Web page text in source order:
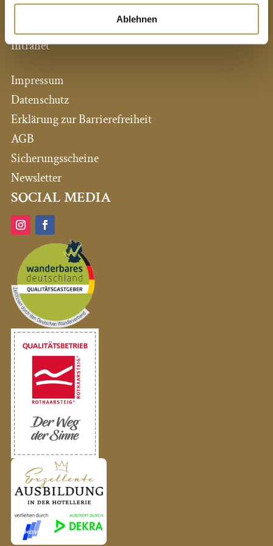
Ablehnen
Pressestimmen
Expansion / Neue Hotels
Intranet
Impressum
Datenschutz
Erklärung zur Barrierefreiheit
AGB
Sicherungsscheine
Newsletter
SOCIAL MEDIA